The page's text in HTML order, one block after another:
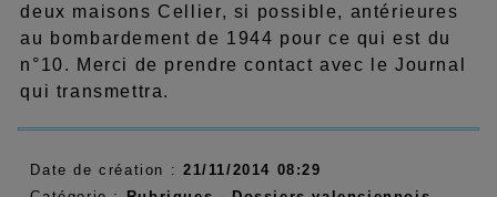
deux maisons Cellier, si possible, antérieures
au bombardement de 1944 pour ce qui est du
n°10. Merci de prendre contact avec le Journal
qui transmettra.
Date de création : 21/11/2014 08:29